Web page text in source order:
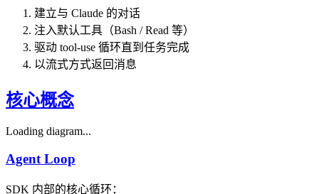
建立与 Claude 的对话
注入默认工具（Bash / Read 等）
驱动 tool-use 循环直到任务完成
以流式方式返回消息
核心概念
Loading diagram...
Agent Loop
SDK 内部的核心循环：